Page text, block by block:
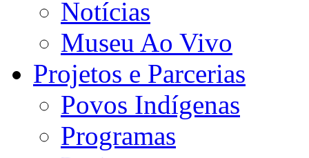
Notícias
Museu Ao Vivo
Projetos e Parcerias
Povos Indígenas
Programas